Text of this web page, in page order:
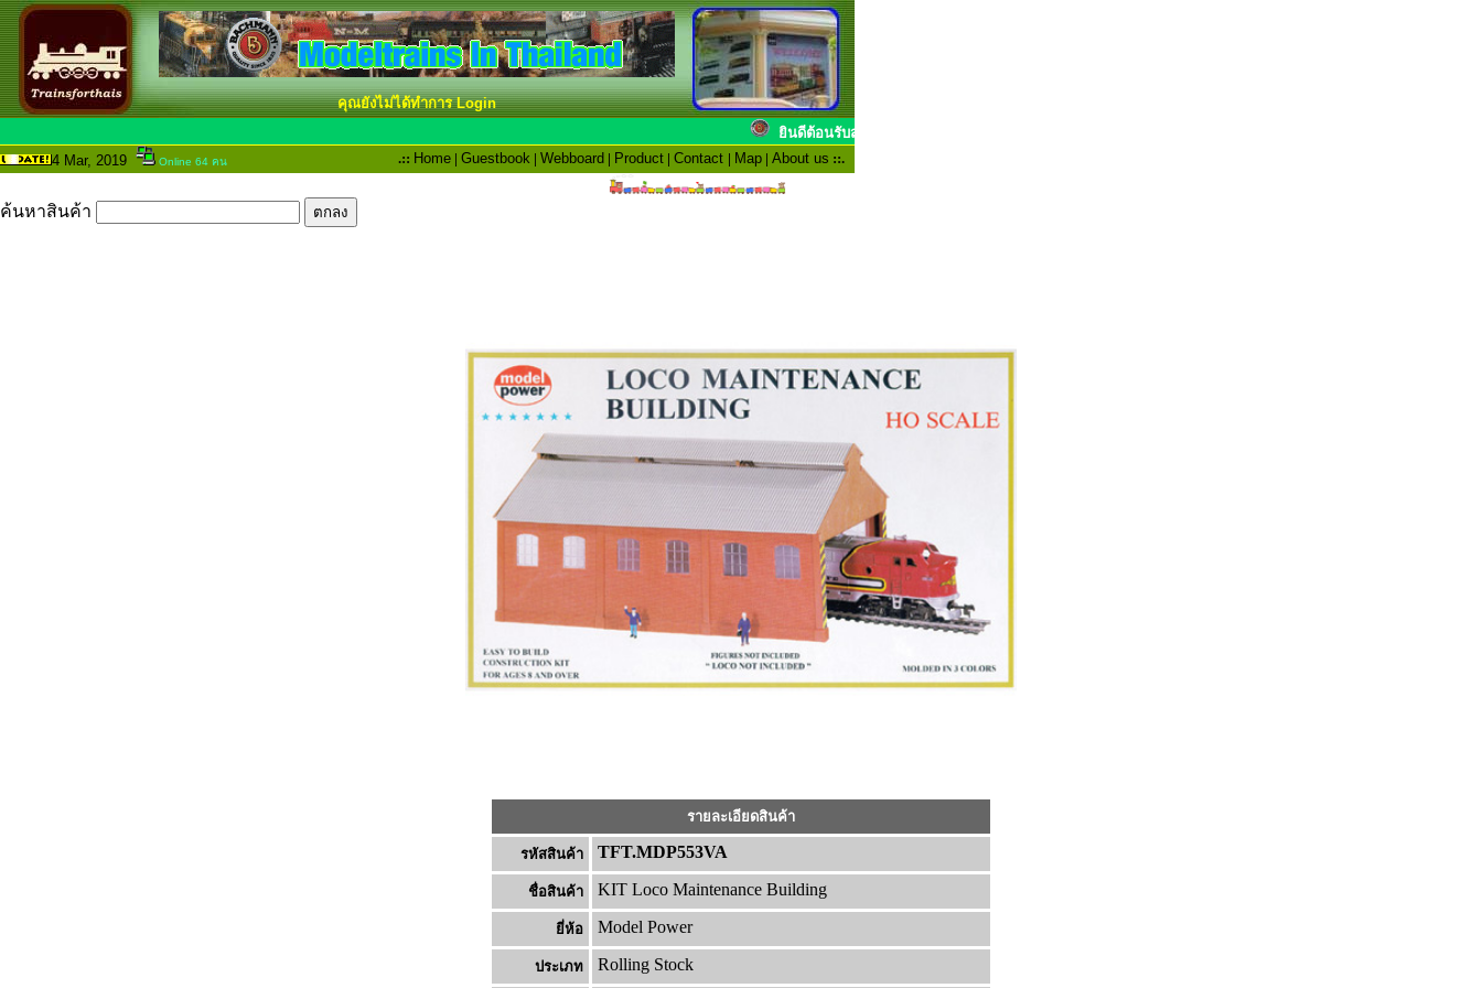
คุณยังไม่ได้ทำการ Login
ยินดีต้อนรับสมาชิกทุกๆท่าน ขณะนี้โชว์รูมได้เปิดให้ชมอย่างเป็นทาง
4 Mar, 2019 Online 64 คน .:: Home | Guestbook | Webboard | Product | Contact | Map | About us ::.
ค้นหาสินค้า
รายละเอียดสินค้า
รหัสสินค้า TFT.MDP553VA
ชื่อสินค้า KIT Loco Maintenance Building
ยี่ห้อ Model Power
ประเภท Rolling Stock